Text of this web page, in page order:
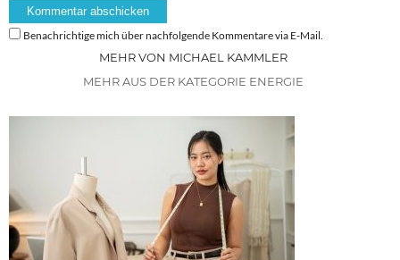
Benachrichtige mich über nachfolgende Kommentare via E-Mail.
MEHR VON MICHAEL KAMMLER
MEHR AUS DER KATEGORIE ENERGIE